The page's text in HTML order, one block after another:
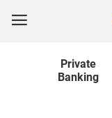
Private
Banking